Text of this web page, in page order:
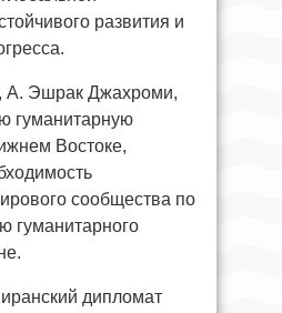
развития и
А. Эшрак Джахроми,
гуманитарную
Востоке,
сообщества по
гуманитарного
дипломат